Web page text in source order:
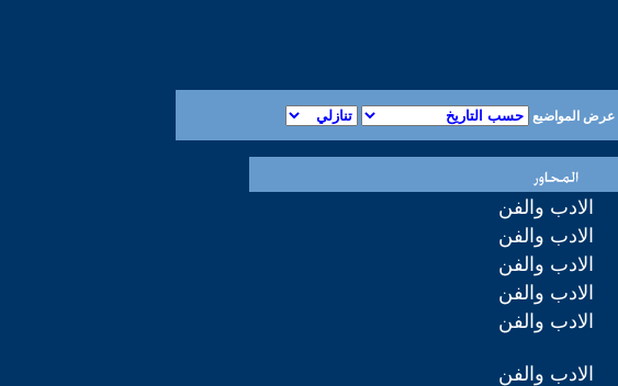
عرض المواضيع
الادب والفن
الادب والفن
الادب والفن
الادب والفن
الادب والفن
الادب والفن